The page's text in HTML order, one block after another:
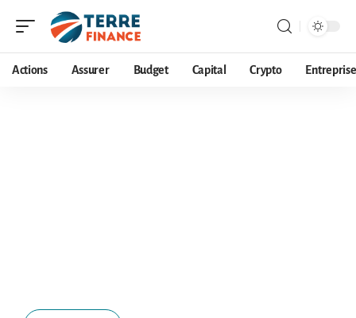
Actions Assurer Budget Capital Crypto Entreprise